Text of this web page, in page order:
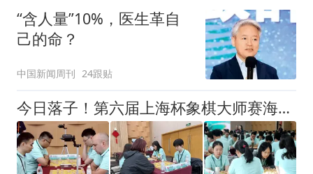
“含人量”10%，医生革自
己的命？
中国新闻周刊 24跟贴
今日落子！第六届上海杯象棋大师赛海选赛扩容，象棋爱好者也能参与顶级赛事